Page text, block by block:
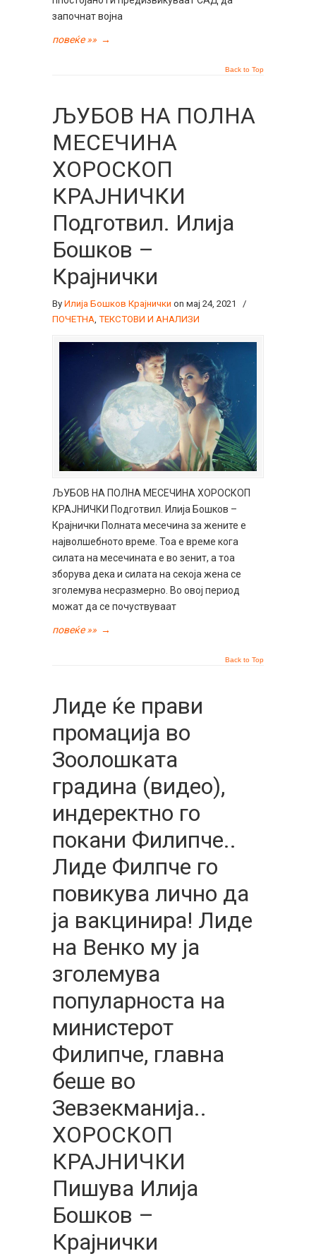
започнат војна
повеќе »» →
Back to Top
ЉУБОВ НА ПОЛНА
МЕСЕЧИНА
ХОРОСКОП
КРАЈНИЧКИ
Подготвил. Илија
Бошков –
Крајнички
By Илија Бошков Крајнички on мај 24, 2021
/
ПОЧЕТНА, ТЕКСТОВИ И АНАЛИЗИ
ЉУБОВ НА ПОЛНА МЕСЕЧИНА ХОРОСКОП
КРАЈНИЧКИ Подготвил. Илија Бошков –
Крајнички Полната месечина за жените е
најволшебното време. Тоа е време кога
силата на месечината е во зенит, а тоа
зборува дека и силата на секоја жена се
зголемува несразмерно. Во овој период
можат да се почуствуваат
повеќе »» →
Back to Top
Лиде ќе прави
промација во
Зоолошката
градина (видео),
индеректно го
покани Филипче..
Лиде Филпче го
повикува лично да
ја вакцинира! Лиде
на Венко му ја
зголемува
популарноста на
министерот
Филипче, главна
беше во
Зевзекманија..
ХОРОСКОП
КРАЈНИЧКИ
Пишува Илија
Бошков –
Крајнички